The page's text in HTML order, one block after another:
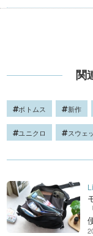
関
ボトムス 新作
ユニクロ スウェ